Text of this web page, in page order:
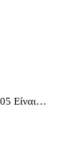
Είναι…